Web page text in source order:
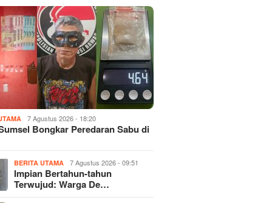
7 Agustus 2026 - 18:20
Bongkar Peredaran Sabu di
BERITA UTAMA 7 Agustus 2026 - 09:51
Impian Bertahun-tahun
Terwujud: Warga De…